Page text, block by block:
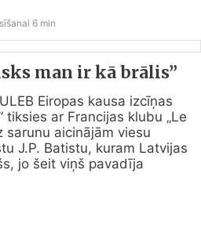
6 min
man ir kā brālis”
Eiropas kausa izcīņas
tiksies ar Francijas klubu „Le
sarunu aicinājām viesu
J.P. Batistu, kuram Latvijas
jo šeit viņš pavadīja